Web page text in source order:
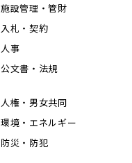
施設管理・管財
入札・契約
人事
公文書・法規
人権・男女共同
環境・エネルギー
防災・防犯